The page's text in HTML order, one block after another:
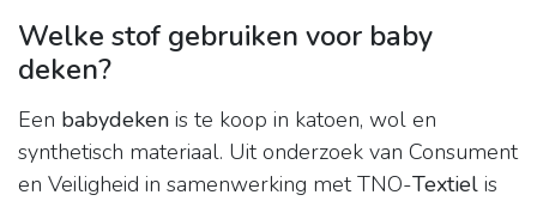
Welke stof gebruiken voor baby
deken?
Een babydeken is te koop in katoen, wol en
synthetisch materiaal. Uit onderzoek van Consument
en Veiligheid in samenwerking met TNO-Textiel is